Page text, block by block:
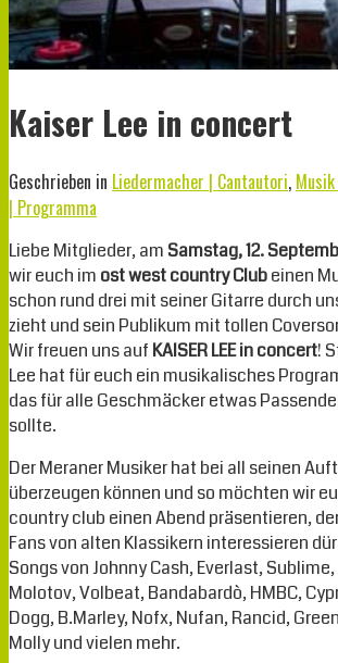
Kaiser Lee in concert
Geschrieben in Liedermacher | Cantautori,
| Programma
Liebe Mitglieder, am Samstag, 12.
wir euch im ost west country Clubeinen
schon rund drei mit seiner Gitarre durch
zieht und sein Publikum mit tollen
Wir freuen uns auf KAISER LEE in concert!
Lee hat für euch ein musikalisches
das für alle Geschmäcker etwas
sollte.
Der Meraner Musiker hat bei all seinen
überzeugen können und so möchten wir
country club einen Abend präsentieren,
Fans von alten Klassikern interessieren
Songs von Johnny Cash, Everlast,
Molotov, Volbeat, Bandabardò, HMBC,
Dogg, B.Marley, Nofx, Nufan, Rancid,
Molly und vielen mehr.